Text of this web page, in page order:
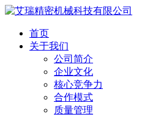
首页
关于我们
公司简介
企业文化
核心竞争力
合作模式
质量管理